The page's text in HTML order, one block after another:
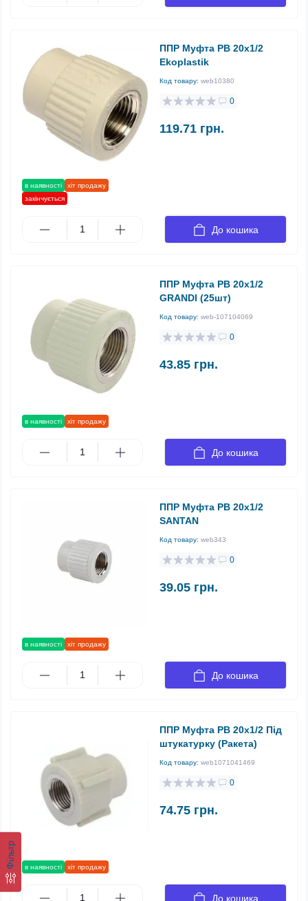
Фільтр
в наявності
хіт продажу
закінчується
ППР Муфта РВ 20х1/2
Ekoplastik
Код товару: web10380
0
119.71 грн.
До кошика
в наявності хіт продажу
ППР Муфта РВ 20х1/2
GRANDI (25шт)
Код товару: web-107104069
0
43.85 грн.
До кошика
в наявності хіт продажу
ППР Муфта РВ 20х1/2
SANTAN
Код товару: web343
0
39.05 грн.
До кошика
в наявності хіт продажу
ППР Муфта РВ 20х1/2 Під
штукатурку (Ракета)
Код товару: web1071041469
0
74.75 грн.
До кошика